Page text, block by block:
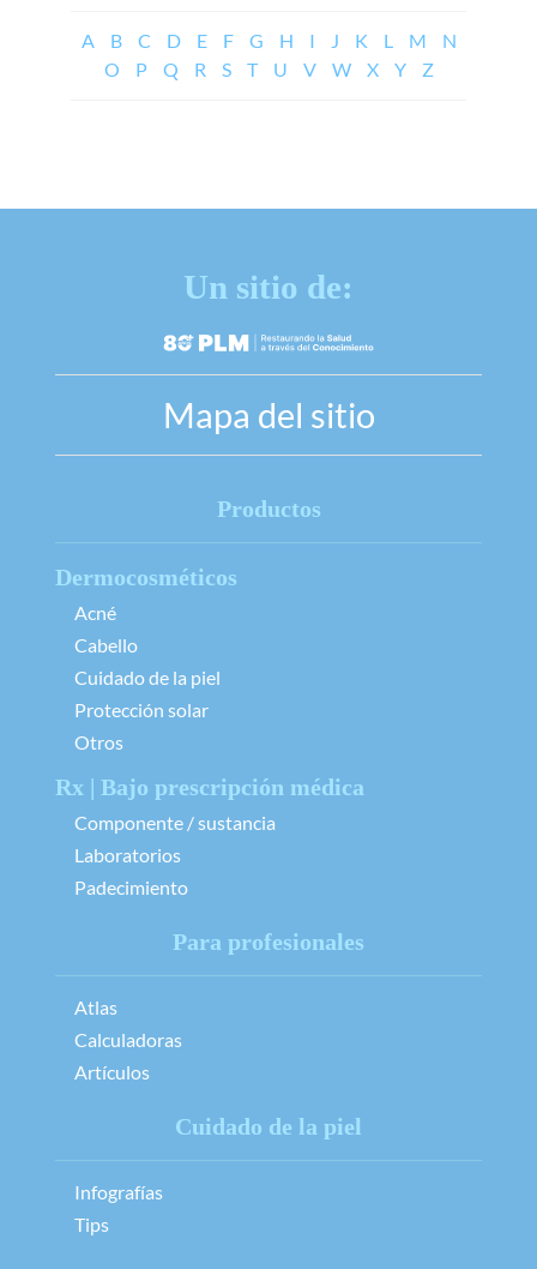
A B C D E F G H I J K L M
N
O
P Q R S T U V W X Y Z
Un sitio de:
Mapa del sitio
Productos
Dermocosméticos
Acné
Cabello
Cuidado de la piel
Protección solar
Otros
Rx | Bajo prescripción médica
Componente / sustancia
Laboratorios
Padecimiento
Para profesionales
Atlas
Calculadoras
Artículos
Cuidado de la piel
Infografías
Tips